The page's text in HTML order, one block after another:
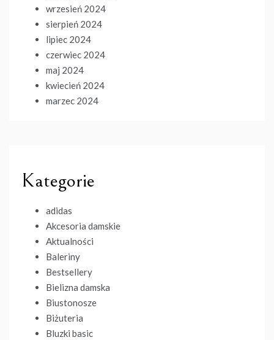
wrzesień 2024
sierpień 2024
lipiec 2024
czerwiec 2024
maj 2024
kwiecień 2024
marzec 2024
Kategorie
adidas
Akcesoria damskie
Aktualności
Baleriny
Bestsellery
Bielizna damska
Biustonosze
Biżuteria
Bluzki basic